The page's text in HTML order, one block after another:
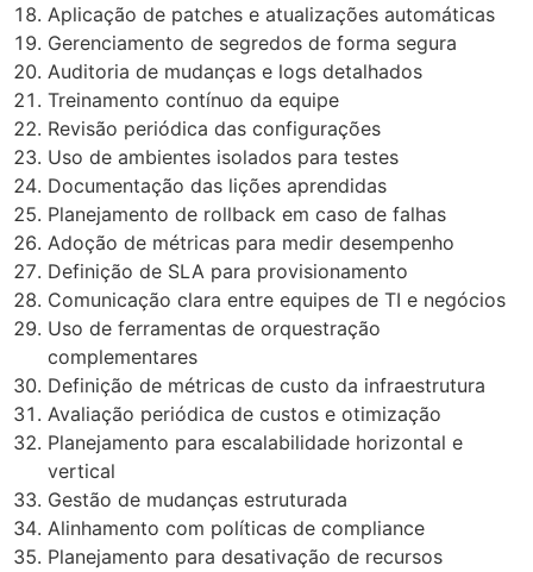
Aplicação de patches e atualizações automáticas
Gerenciamento de segredos de forma segura
Auditoria de mudanças e logs detalhados
Treinamento contínuo da equipe
Revisão periódica das configurações
Uso de ambientes isolados para testes
Documentação das lições aprendidas
Planejamento de rollback em caso de falhas
Adoção de métricas para medir desempenho
Definição de SLA para provisionamento
Comunicação clara entre equipes de TI e negócios
Uso de ferramentas de orquestração
complementares
Definição de métricas de custo da infraestrutura
Avaliação periódica de custos e otimização
Planejamento para escalabilidade horizontal e
vertical
Gestão de mudanças estruturada
Alinhamento com políticas de compliance
Planejamento para desativação de recursos